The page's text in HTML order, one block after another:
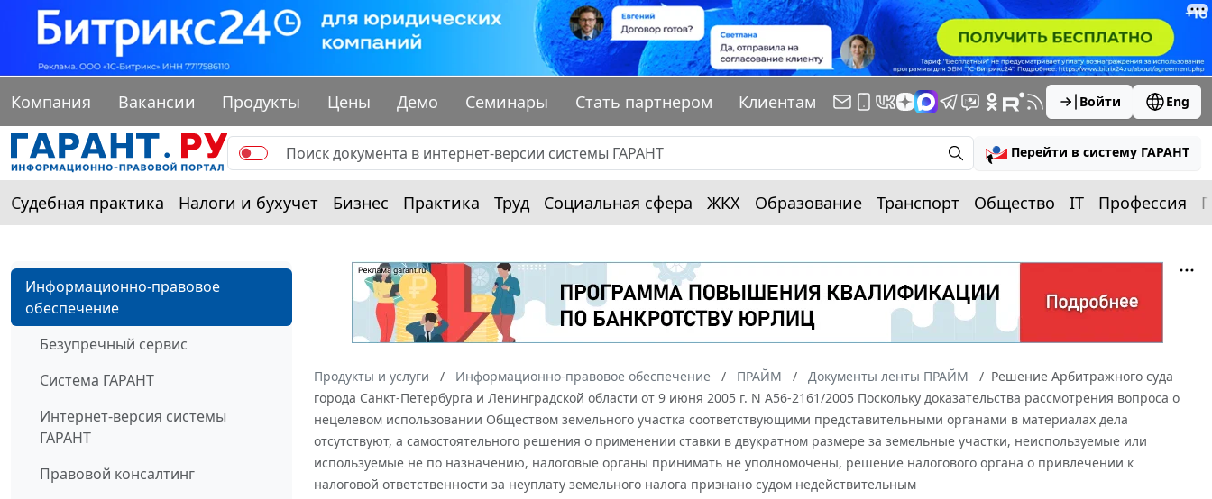
Компания Вакансии Продукты Цены Демо Семинары Стать партнером Клиентам Войти Eng
Перейти в систему ГАРАНТ
Судебная практика Налоги и бухучет Бизнес Практика Труд Социальная сфера ЖКХ Образование Транспорт Общество IT Профессия
Информационно-правовое
обеспечение
Безупречный сервис
Система ГАРАНТ
Интернет-версия системы
ГАРАНТ
Правовой консалтинг
Продукты и услуги Информационно-правовое обеспечение ПРАЙМ Документы ленты ПРАЙМ
Решение Арбитражного суда
города Санкт-Петербурга и Ленинградской области от 9 июня 2005 г. N А56-2161/2005 Поскольку доказательства рассмотрения вопроса о
нецелевом использовании Обществом земельного участка соответствующими представительными органами в материалах дела
отсутствуют, а самостоятельного решения о применении ставки в двукратном размере за земельные участки, неиспользуемые или
используемые не по назначению, налоговые органы принимать не уполномочены, решение налогового органа о привлечении к
налоговой ответственности за неуплату земельного налога признано судом недействительным